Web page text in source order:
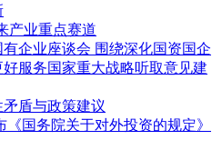
产业重点赛道
企业座谈会 围绕深化国资国企
服务国家重大战略听取意见建
盾与政策建议
国务院关于对外投资的规定》